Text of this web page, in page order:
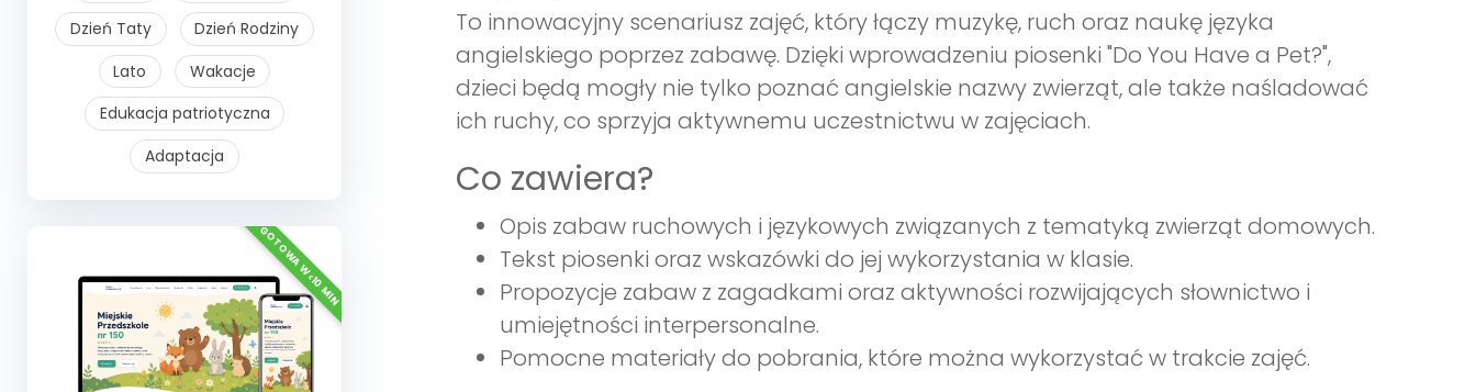
Dzień Taty
Dzień Rodziny
Lato
Wakacje
Edukacja patriotyczna
Adaptacja
To innowacyjny scenariusz zajęć, który łączy muzykę, ruch oraz naukę języka
angielskiego poprzez zabawę. Dzięki wprowadzeniu piosenki "Do You Have a Pet?",
dzieci będą mogły nie tylko poznać angielskie nazwy zwierząt, ale także naśladować
ich ruchy, co sprzyja aktywnemu uczestnictwu w zajęciach.
Co zawiera?
Opis zabaw ruchowych i językowych związanych z tematyką zwierząt domowych.
Tekst piosenki oraz wskazówki do jej wykorzystania w klasie.
Propozycje zabaw z zagadkami oraz aktywności rozwijających słownictwo i
umiejętności interpersonalne.
Pomocne materiały do pobrania, które można wykorzystać w trakcie zajęć.